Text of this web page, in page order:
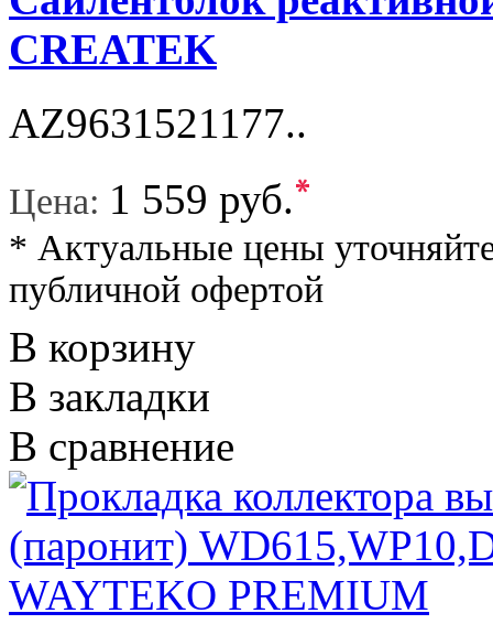
CREATEK
AZ9631521177..
Цена: 1 559 руб.*
* Актуальные цены
публичной офертой
В корзину
В закладки
В сравнение